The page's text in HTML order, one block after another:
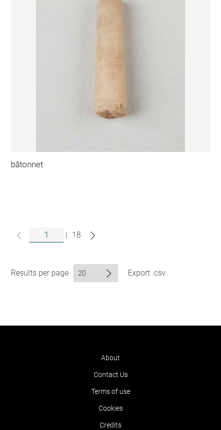
bâtonnet
| 18
Results per page Export .csv
About
Contact Us
Terms of use
Cookies
Credits